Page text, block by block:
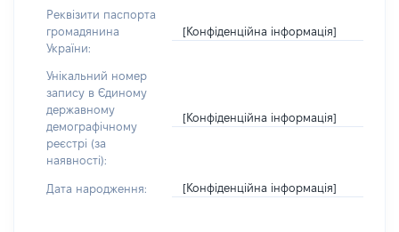
Реквізити паспорта
громадянина
України:
[Конфіденційна інформація]
Унікальний номер
запису в Єдиному
державному
демографічному
реєстрі (за
наявності):
[Конфіденційна інформація]
Дата народження: [Конфіденційна інформація]